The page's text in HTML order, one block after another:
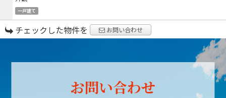
一戸建て
チェックした物件を お問い合わせ
お問い合わせ